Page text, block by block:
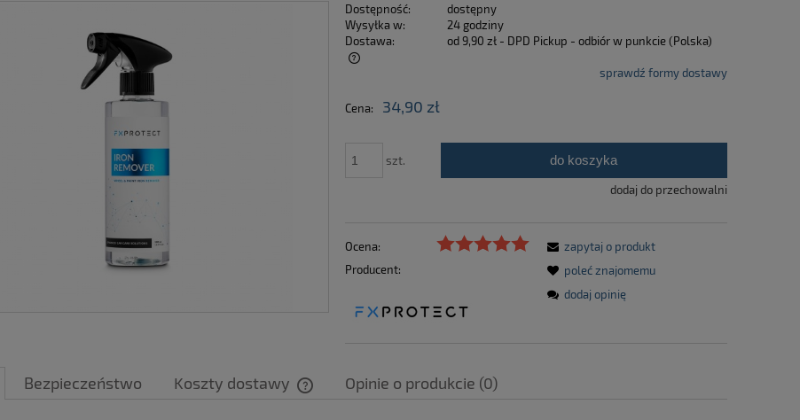
Dostępność:
dostępny
Wysyłka w:
24 godziny
Dostawa:
od 9,90 zł - DPD Pickup - odbiór w punkcie (Polska)
Cena nie zawiera ewentualnych kosztów
sprawdź formy dostawy
Cena: 34,90 zł
szt. do koszyka
dodaj do przechowalni
Ocena:
Producent:
zapytaj o produkt
poleć znajomemu
dodaj opinię
Bezpieczeństwo Koszty dostawy Opinie o produkcie (0)